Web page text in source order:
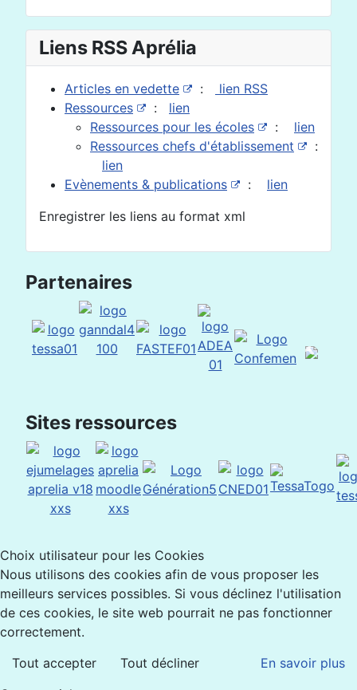
Liens RSS Aprélia
Articles en vedette :
lien RSS
Ressources
: lien
Ressources pour les écoles
: lien
Ressources chefs d'établissement
:
lien
Evènements & publications
: lien
Enregistrer les liens au format xml
Partenaires
Sites ressources
Choix utilisateur pour les Cookies
Nous utilisons des cookies afin de vous proposer les
meilleurs services possibles. Si vous déclinez l'utilisation
de ces cookies, le site web pourrait ne pas fonctionner
correctement.
Tout accepter
Tout décliner
En savoir plus